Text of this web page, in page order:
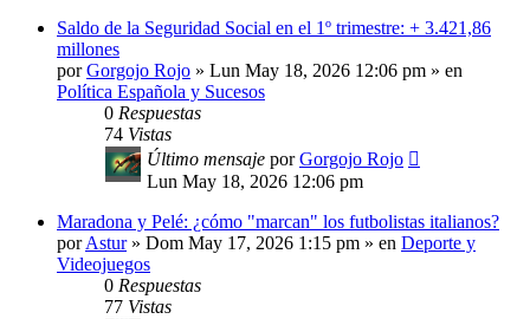
Saldo de la Seguridad Social en el 1º trimestre: + 3.421,86
millones
porGorgojo Rojo » Lun May 18, 2026 12:06 pm » en
Política Española y Sucesos
0 Respuestas
74 Vistas
Último mensaje porGorgojo Rojo
Lun May 18, 2026 12:06 pm
Maradona y Pelé: ¿cómo "marcan" los futbolistas italianos?
porAstur» Dom May 17, 2026 1:15 pm » en Deporte y
Videojuegos
0 Respuestas
77 Vistas